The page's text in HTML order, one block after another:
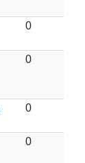
0
0
0
0